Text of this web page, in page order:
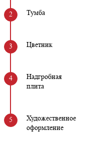
Тумба
Цветник
Надгробная
плита
Художественное
оформление